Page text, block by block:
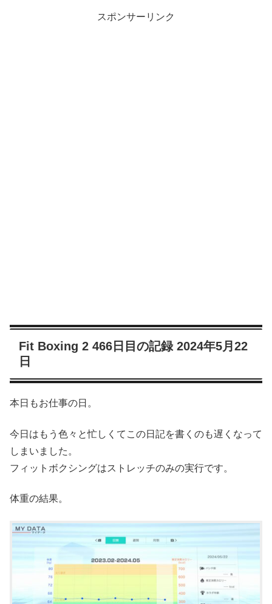
スポンサーリンク
Fit Boxing 2 466日目の記録 2024年5月22
日
本日もお仕事の日。
今日はもう色々と忙しくてこの日記を書くのも遅くなって
しまいました。
フィットボクシングはストレッチのみの実行です。
体重の結果。